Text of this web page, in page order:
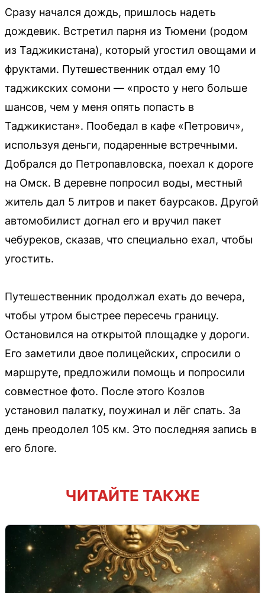
Сразу начался дождь, пришлось надеть
дождевик. Встретил парня из Тюмени (родом
из Таджикистана), который угостил овощами и
фруктами. Путешественник отдал ему 10
таджикских сомони — «просто у него больше
шансов, чем у меня опять попасть в
Таджикистан». Пообедал в кафе «Петрович»,
используя деньги, подаренные встречными.
Добрался до Петропавловска, поехал к дороге
на Омск. В деревне попросил воды, местный
житель дал 5 литров и пакет баурсаков. Другой
автомобилист догнал его и вручил пакет
чебуреков, сказав, что специально ехал, чтобы
угостить.
Путешественник продолжал ехать до вечера,
чтобы утром быстрее пересечь границу.
Остановился на открытой площадке у дороги.
Его заметили двое полицейских, спросили о
маршруте, предложили помощь и попросили
совместное фото. После этого Козлов
установил палатку, поужинал и лёг спать. За
день преодолел 105 км. Это последняя запись в
его блоге.
ЧИТАЙТЕ ТАКЖЕ